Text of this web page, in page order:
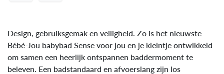
Design, gebruiksgemak en veiligheid. Zo is het nieuwste
Bébé-Jou babybad Sense voor jou en je kleintje ontwikkeld
om samen een heerlijk ontspannen baddermoment te
beleven. Een badstandaard en afvoerslang zijn los